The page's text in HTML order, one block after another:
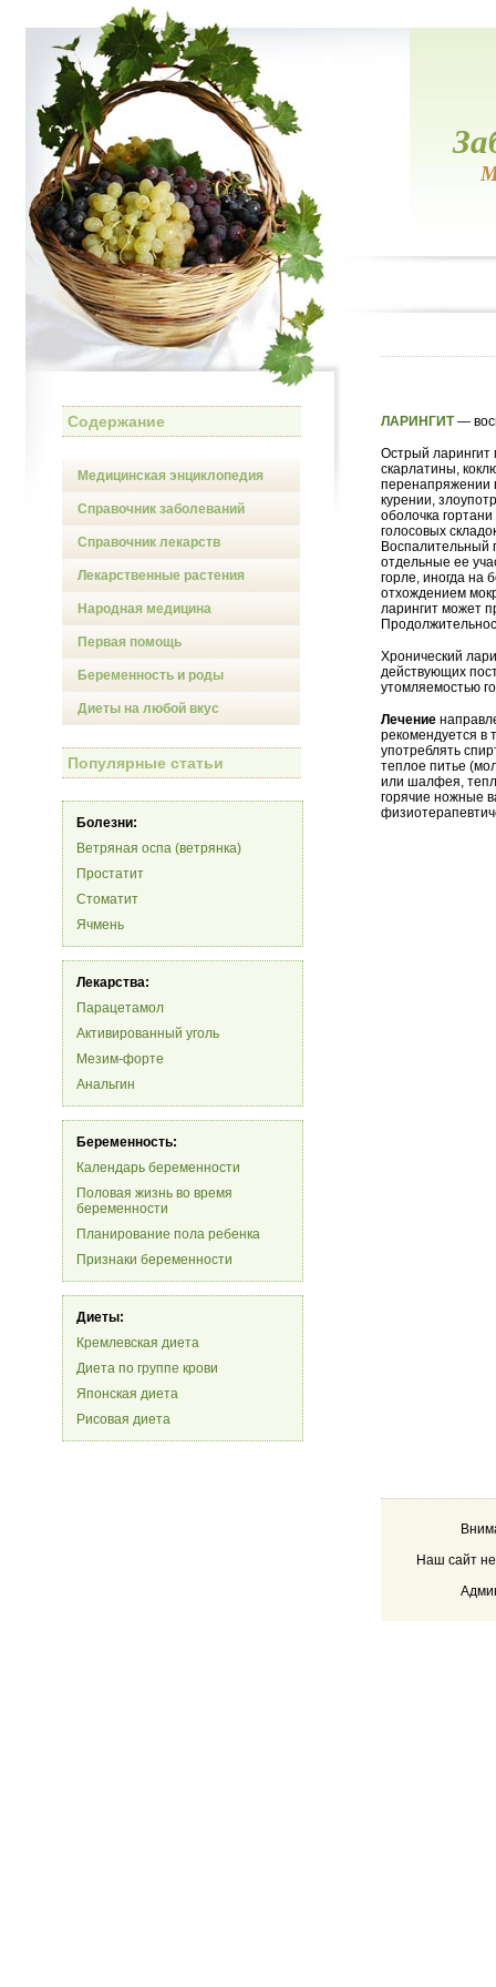
Содержание
Медицинская энциклопедия
Справочник заболеваний
Справочник лекарств
Лекарственные растения
Народная медицина
Первая помощь
Беременность и роды
Диеты на любой вкус
Популярные статьи
Болезни:
Ветряная оспа (ветрянка)
Простатит
Стоматит
Ячмень
Лекарства:
Парацетамол
Активированный уголь
Мезим-форте
Анальгин
Беременность:
Календарь беременности
Половая жизнь во время
беременности
Планирование пола ребенка
Признаки беременности
Диеты:
Кремлевская диета
Диета по группе крови
Японская диета
Рисовая диета
ЛАРИНГИТ—
Острый ларингит
скарлатины,
перенапряжении
курении,
оболочка
голосовых
Воспалительный
отдельные ее
горле, иногда на
отхождением
ларингит может
Хронический
действующих
утомляемостью
Лечение
рекомендуется в
употреблять
теплое питье
или шалфея,
горячие ножные
Наш сайт